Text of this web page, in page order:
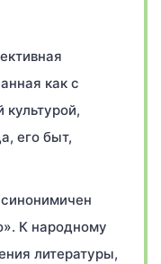
как с
культурой,
его быт,
К народному
литературы,